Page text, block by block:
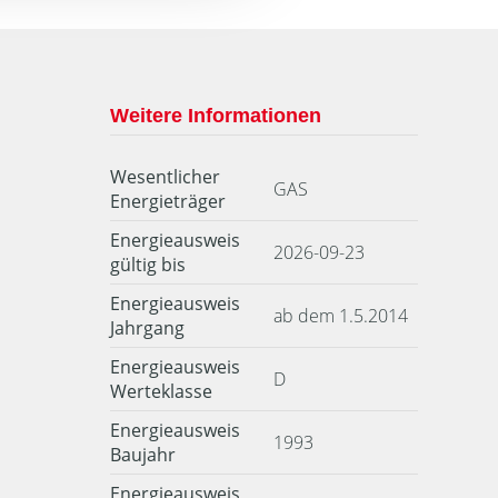
Weitere Informationen
Wesentlicher
Energieträger
GAS
Energieausweis
gültig bis
2026-09-23
Energieausweis
Jahrgang
ab dem 1.5.2014
Energieausweis
Werteklasse
D
Energieausweis
Baujahr
1993